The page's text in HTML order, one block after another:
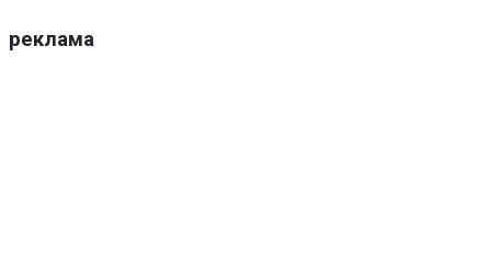
реклама